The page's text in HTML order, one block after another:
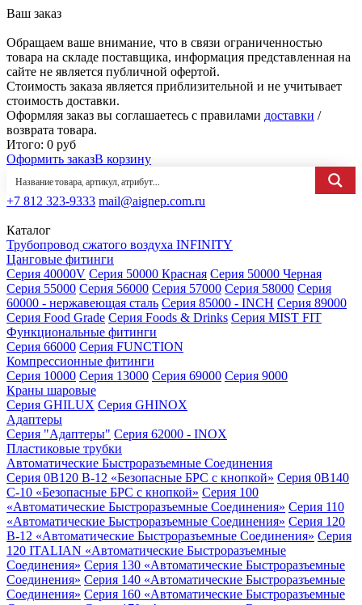
Ваш заказ
Обращаем ваше внимание, что в связи ограниченностью
товара на складе поставщика, информация представленная на
сайте не является публичной офертой.
Стоимость заказа является приблизительной и не учитывает
стоимость доставки.
Оформляя заказ вы соглашаетесь с правилами доставки /
возврата товара.
Итого: 0 руб
Оформить заказВ корзину
+7 812 323-9333 mail@aignep.com.ru
Каталог
Трубопровод сжатого воздуха INFINITY
Цанговые фитинги
Серия 40000V Серия 50000 Красная Серия 50000 Черная
Серия 55000 Серия 56000 Серия 57000 Серия 58000 Серия
60000 - нержавеющая сталь Серия 85000 - INCH Серия 89000
Серия Food Grade Серия Foods & Drinks Серия MIST FIT
Функциональные фитинги
Серия 66000 Серия FUNCTION
Компрессионные фитинги
Серия 10000 Серия 13000 Серия 69000 Серия 9000
Краны шаровые
Серия GHILUX Серия GHINOX
Адаптеры
Серия "Адаптеры" Серия 62000 - INOX
Пластиковые трубки
Автоматические Быстроразъемные Соединения
Серия 0B120 B-12 «Безопасные БРС с кнопкой» Серия 0B140
C-10 «Безопасные БРС с кнопкой» Серия 100
«Автоматические Быстроразъемные Соединения» Серия 110
«Автоматические Быстроразъемные Соединения» Серия 120
B-12 «Автоматические Быстроразъемные Соединения» Серия
120 ITALIAN «Автоматические Быстроразъемные
Соединения» Серия 130 «Автоматические Быстроразъемные
Соединения» Серия 140 «Автоматические Быстроразъемные
Соединения» Серия 160 «Автоматические Быстроразъемные